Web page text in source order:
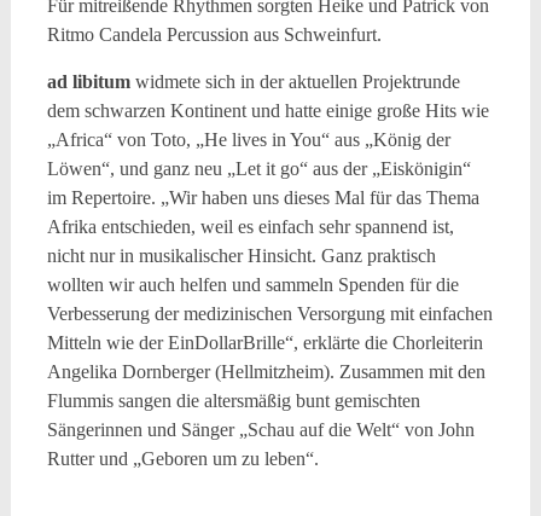
Für mitreißende Rhythmen sorgten Heike und Patrick von
Ritmo Candela Percussion aus Schweinfurt.
ad libitumwidmete sich in der aktuellen Projektrunde
dem schwarzen Kontinent und hatte einige große Hits wie
„Africa“ von Toto, „He lives in You“ aus „König der
Löwen“, und ganz neu „Let it go“ aus der „Eiskönigin“
im Repertoire. „Wir haben uns dieses Mal für das Thema
Afrika entschieden, weil es einfach sehr spannend ist,
nicht nur in musikalischer Hinsicht. Ganz praktisch
wollten wir auch helfen und sammeln Spenden für die
Verbesserung der medizinischen Versorgung mit einfachen
Mitteln wie der EinDollarBrille“, erklärte die Chorleiterin
Angelika Dornberger (Hellmitzheim). Zusammen mit den
Flummis sangen die altersmäßig bunt gemischten
Sängerinnen und Sänger „Schau auf die Welt“ von John
Rutter und „Geboren um zu leben“.